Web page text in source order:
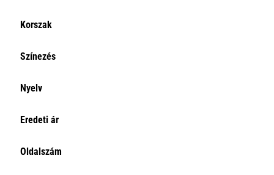
Korszak
Színezés
Nyelv
Eredeti ár
Oldalszám